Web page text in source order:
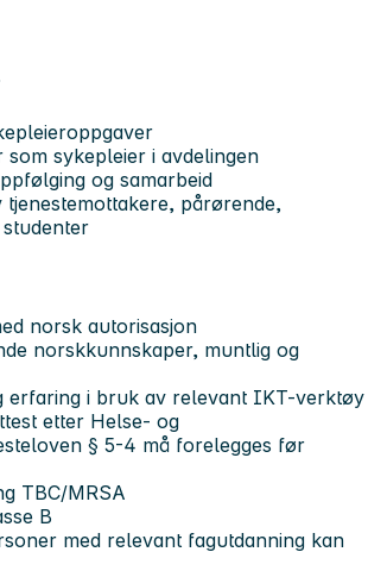
som sykepleier i avdelingen
og samarbeid
tjenestemottakere, pårørende,
norsk autorisasjon
norskkunnskaper, muntlig og
erfaring i bruk av relevant IKT-verktøy
etter Helse- og
§ 5-4 må forelegges før
TBC/MRSA
B
med relevant fagutdanning kan